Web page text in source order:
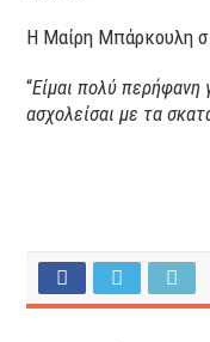
Η Μαίρη Μπάρκουλη
“Είμαι πολύ περήφανη
ασχολείσαι με τα